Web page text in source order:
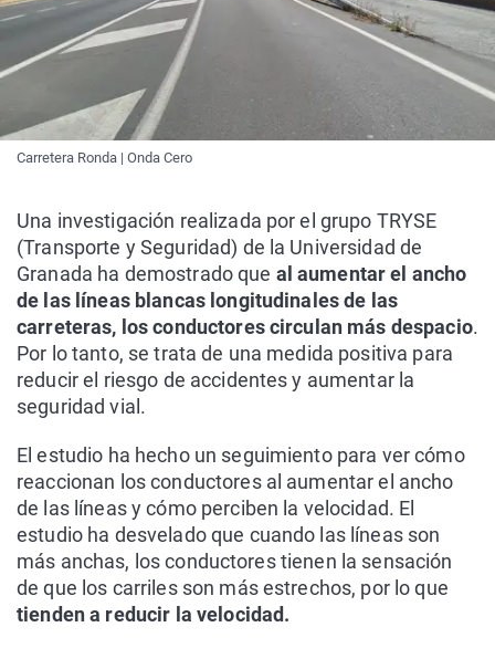
Carretera Ronda | Onda Cero
Una investigación realizada por el grupo TRYSE
(Transporte y Seguridad) de la Universidad de
Granada ha demostrado que al aumentar el ancho
de las líneas blancas longitudinales de las
carreteras, los conductores circulan más despacio.
Por lo tanto, se trata de una medida positiva para
reducir el riesgo de accidentes y aumentar la
seguridad vial.
El estudio ha hecho un seguimiento para ver cómo
reaccionan los conductores al aumentar el ancho
de las líneas y cómo perciben la velocidad. El
estudio ha desvelado que cuando las líneas son
más anchas, los conductores tienen la sensación
de que los carriles son más estrechos, por lo que
tienden a reducir la velocidad.